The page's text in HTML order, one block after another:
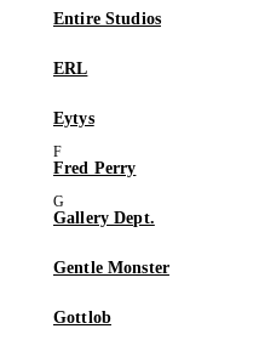
Entire Studios
ERL
Eytys
Fred Perry
Gallery Dept.
Gentle Monster
Gottlob